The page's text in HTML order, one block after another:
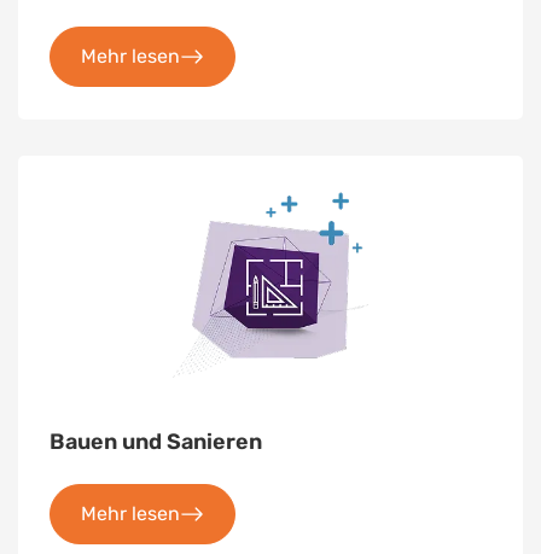
Mehr lesen
Bauen und Sanieren
Mehr lesen